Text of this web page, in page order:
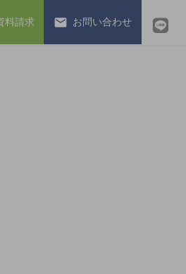
料請求 お問い合わせ